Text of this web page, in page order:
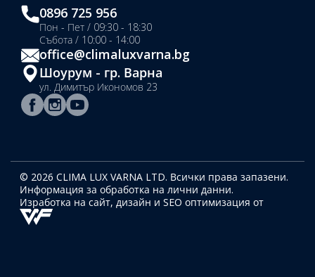
0896 725 956
Пон - Пет / 09:30 - 18:30
Събота / 10:00 - 14:00
office@climaluxvarna.bg
Шоурум - гр. Варна
ул. Димитър Икономов 23
© 2026 CLIMA LUX VARNA LTD. Всички права запазени.
Информация за обработка на лични данни.
Изработка на сайт, дизайн и SEO оптимизация от